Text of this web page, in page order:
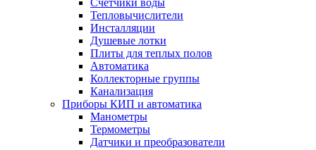
Счетчики воды
Тепловычислители
Инсталляции
Душевые лотки
Плиты для теплых полов
Автоматика
Коллекторные группы
Канализация
Приборы КИП и автоматика
Манометры
Термометры
Датчики и преобразователи